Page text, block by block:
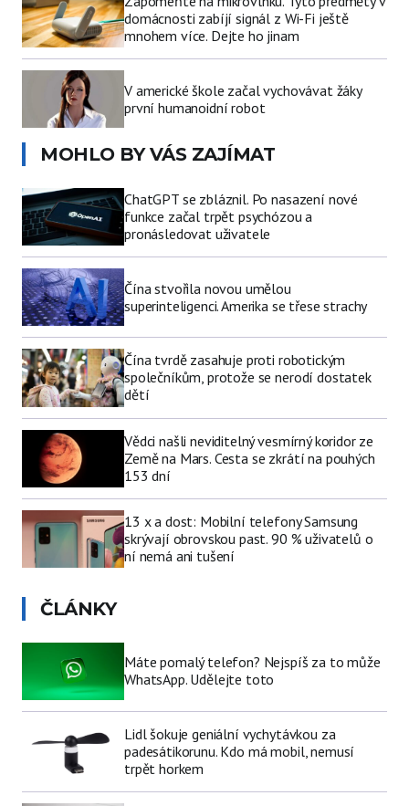
domácnosti zabíjí signál z Wi-Fi ještě
mnohem více. Dejte ho jinam
V americké škole začal vychovávat žáky
první humanoidní robot
MOHLO BY VÁS ZAJÍMAT
ChatGPT se zbláznil. Po nasazení nové
funkce začal trpět psychózou a
pronásledovat uživatele
Čína stvořila novou umělou
superinteligenci. Amerika se třese strachy
Čína tvrdě zasahuje proti robotickým
společníkům, protože se nerodí dostatek
dětí
Vědci našli neviditelný vesmírný koridor ze
Země na Mars. Cesta se zkrátí na pouhých
153 dní
13 x a dost: Mobilní telefony Samsung
skrývají obrovskou past. 90 % uživatelů o
ní nemá ani tušení
ČLÁNKY
Máte pomalý telefon? Nejspíš za to může
WhatsApp. Udělejte toto
Lidl šokuje geniální vychytávkou za
padesátikorunu. Kdo má mobil, nemusí
trpět horkem